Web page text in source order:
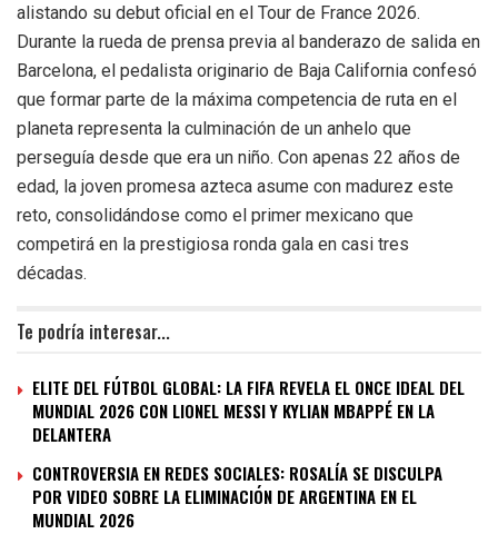
alistando su debut oficial en el Tour de France 2026.
Durante la rueda de prensa previa al banderazo de salida en
Barcelona, el pedalista originario de Baja California confesó
que formar parte de la máxima competencia de ruta en el
planeta representa la culminación de un anhelo que
perseguía desde que era un niño. Con apenas 22 años de
edad, la joven promesa azteca asume con madurez este
reto, consolidándose como el primer mexicano que
competirá en la prestigiosa ronda gala en casi tres
décadas.
Te podría interesar...
ELITE DEL FÚTBOL GLOBAL: LA FIFA REVELA EL ONCE IDEAL DEL
MUNDIAL 2026 CON LIONEL MESSI Y KYLIAN MBAPPÉ EN LA
DELANTERA
CONTROVERSIA EN REDES SOCIALES: ROSALÍA SE DISCULPA
POR VIDEO SOBRE LA ELIMINACIÓN DE ARGENTINA EN EL
MUNDIAL 2026